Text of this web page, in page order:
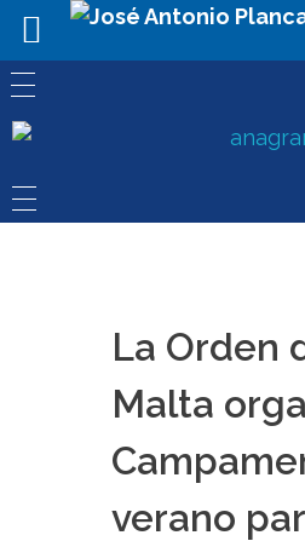
La Orden
Malta
verano